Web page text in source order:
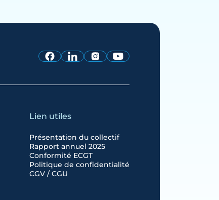
Lien utiles
Présentation du collectif
Rapport annuel 2025
Conformité ECGT
Politique de confidentialité
CGV / CGU